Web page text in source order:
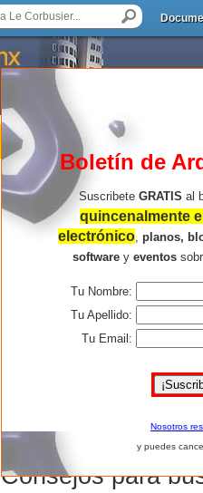
Noticias de
OPCIONES DE BUSQUEDA:
Llena la siguiente forma para
Consejos para
Boletín de
Suscribete GRATIS al
quincenalmente
electrónico, planos,
softwarey eventos
Tu Nombre:
Tu Apellido:
Tu Email:
Nosotros
y puedes